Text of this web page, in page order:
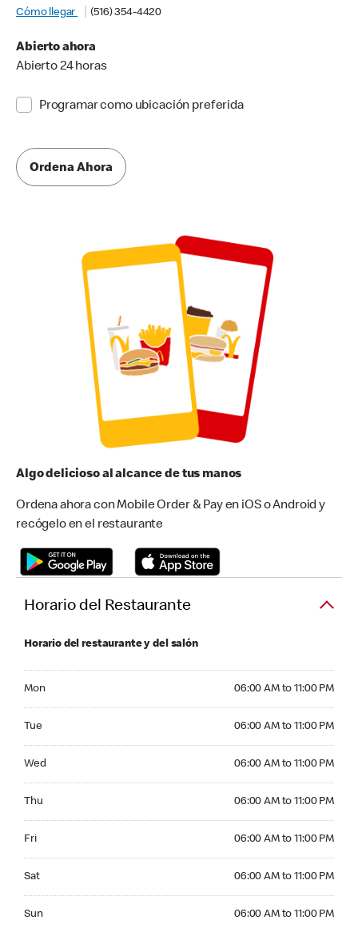
Cómo llegar
(516) 354-4420
Abierto ahora
Abierto 24 horas
Programar como ubicación preferida
Ordena Ahora
Algo delicioso al alcance de tus manos
Ordena ahora con Mobile Order & Pay en iOS o Android y
recógelo en el restaurante
Horario del Restaurante
Horario del restaurante y del salón
Mon 06:00 AM to 11:00 PM
Tue 06:00 AM to 11:00 PM
Wed 06:00 AM to 11:00 PM
Thu 06:00 AM to 11:00 PM
Fri 06:00 AM to 11:00 PM
Sat 06:00 AM to 11:00 PM
Sun 06:00 AM to 11:00 PM